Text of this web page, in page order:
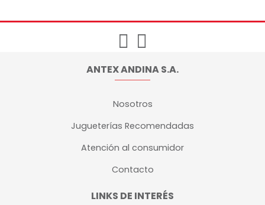
ANTEX ANDINA S.A.
Nosotros
Jugueterías Recomendadas
Atención al consumidor
Contacto
LINKS DE INTERÉS